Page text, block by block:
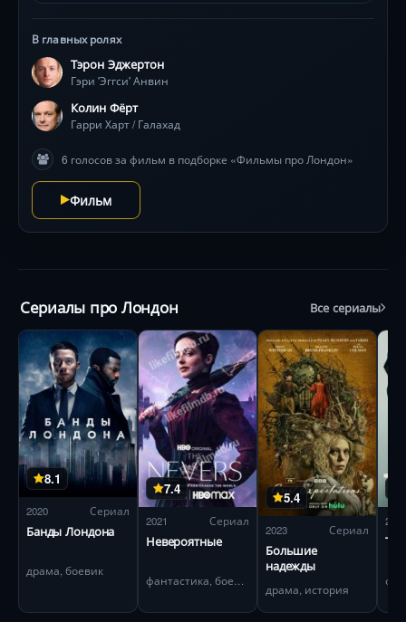
Эджертон, Колин Фёрт и Джулианна Мур ведут игру,
В главных ролях
Тэрон Эджертон
Гэри 'Эггси' Анвин
Колин Фёрт
Гарри Харт / Галахад
6 голосов за фильм в подборке «Фильмы про Лондон»
Фильм
Сериалы про Лондон Все сериалы
8.1
2020 Сериал
Банды Лондона
драма, боевик
7.4
2021 Сериал
Невероятные
5.4
2023 Сериал
Большие
надежды
драма, история
2023